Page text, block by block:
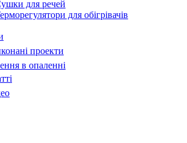
для речей
для обігрівачів
проекти
в опаленні